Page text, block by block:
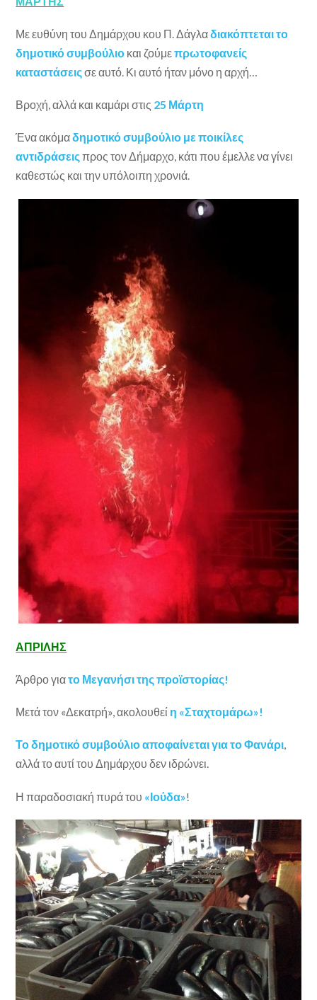
Με ευθύνη του Δημάρχου κου Π. Δάγλαδιακόπτεται το
δημοτικό συμβούλιο και ζούμεπρωτοφανείς
καταστάσειςσε αυτό. Κι αυτό ήταν μόνο η αρχή…
Βροχή, αλλά και καμάρι στις 25 Μάρτη
Ένα ακόμαδημοτικό συμβούλιο με ποικίλες
αντιδράσειςπρος τον Δήμαρχο, κάτι που έμελλε να γίνει
καθεστώς και την υπόλοιπη χρονιά.
ΑΠΡΙΛΗΣ
Άρθρο γιατο Μεγανήσι της προϊστορίας!
Μετά τον «Δεκατρή», ακολουθεί η «Σταχτομάρω»!
Το δημοτικό συμβούλιο αποφαίνεται για το Φανάρι,
αλλά το αυτί του Δημάρχου δεν ιδρώνει.
Η παραδοσιακή πυρά του «Ιούδα»!